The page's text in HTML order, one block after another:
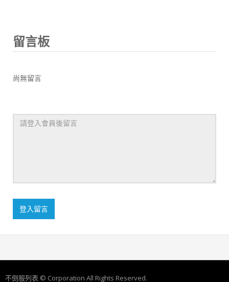
留言板
尚無留言
登入留言
不倒服列表 © Corporation All Rights Reserved.